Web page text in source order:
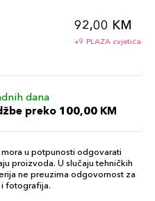
92,00 KM
+9 PLAZA cvjetića
dana
preko 100,00 KM
u potpunosti odgovarati
proizvoda. U slučaju tehničkih
ne preuzima odgovornost za
fotografija.